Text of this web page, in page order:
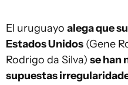
El uruguayo alega que
Estados Unidos (Gene
Rodrigo da Silva) se han
supuestas